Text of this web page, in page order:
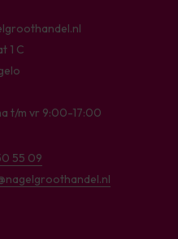
1 C
t/m vr 9:00-17:00
55 09